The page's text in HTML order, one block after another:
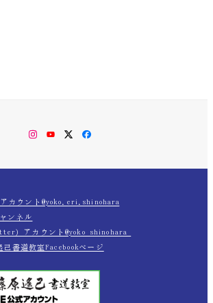
Instagram
YouTubeTwitterFacebook
カウント@yoko.eri.shinohara
ンネル
）アカウント@yoko_shinohara_
書道教室Facebookページ